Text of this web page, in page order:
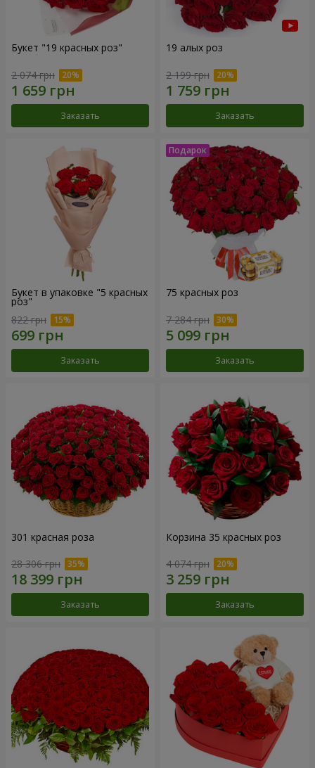
Букет "19 красных роз"
2 074 грн
Заказать
19 алых роз
2 199 грн
Заказать
Букет в упаковке "5 красных
роз"
822 грн
Заказать
75 красных роз
7 284 грн
Заказать
301 красная роза
28 306 грн
Заказать
Корзина 35 красных роз
4 074 грн
Заказать